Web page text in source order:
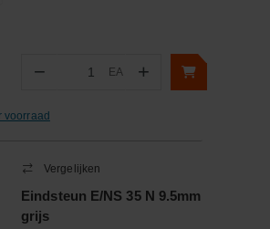
− Aantal
EA +
voorraad
Vergelijken
Eindsteun E/NS 35 N 9.5mm
grijs